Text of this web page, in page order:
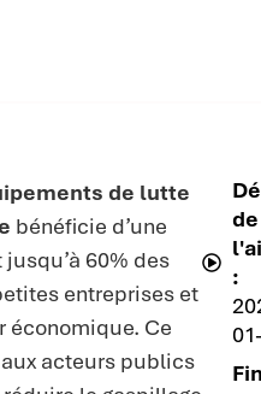
de lutte
bénéficie d’une
60% des
entreprises et
économique. Ce
acteurs publics
de
: